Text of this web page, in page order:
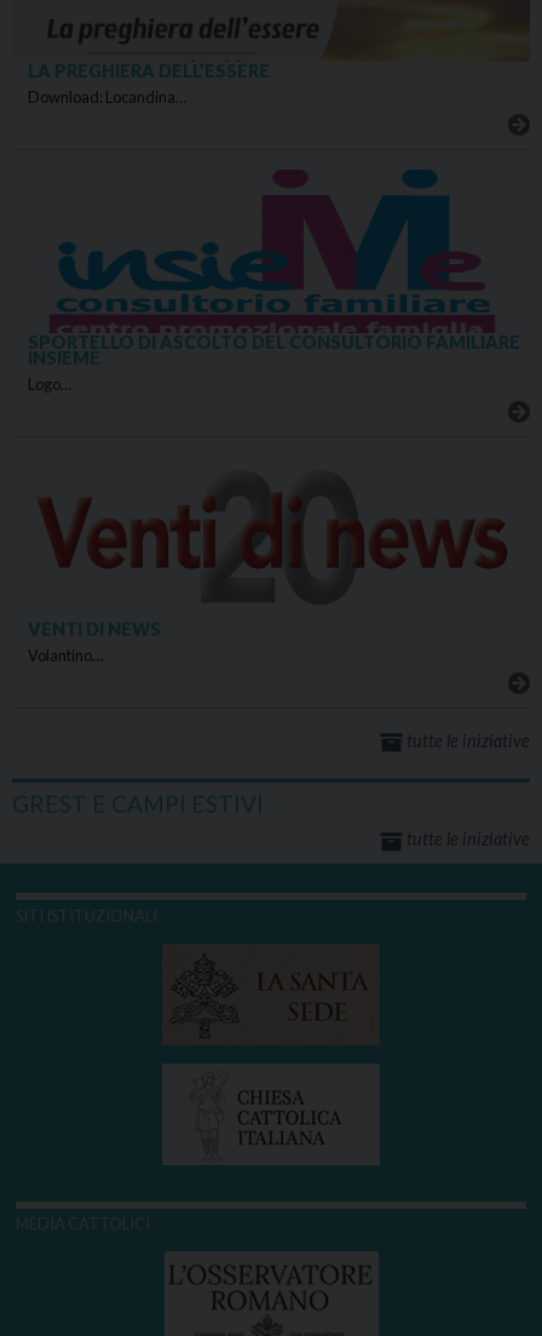
LA PREGHIERA DELL’ESSERE
Download: Locandina…
SPORTELLO DI ASCOLTO DEL CONSULTORIO FAMILIARE
INSIEME
Logo…
VENTI DI NEWS
Volantino…
tutte le iniziative
GREST E CAMPI ESTIVI
tutte le iniziative
SITI ISTITUZIONALI
MEDIA CATTOLICI